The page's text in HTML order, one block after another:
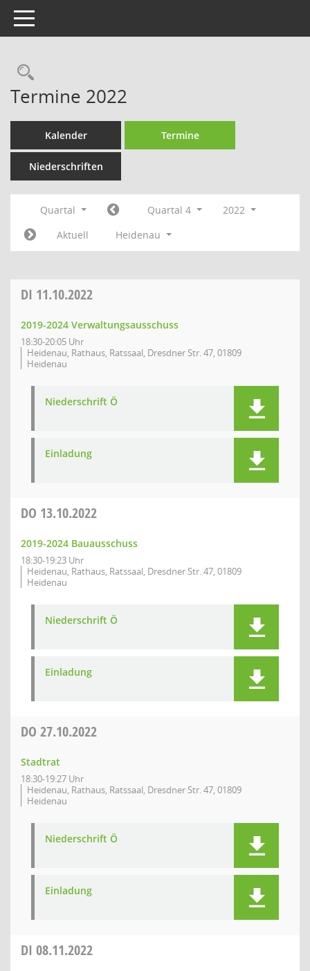
Toggle navigation
Rechercheauswahl
Termine 2022
Kalender Termine
Niederschriften
Quartal Quartal 4
2022
Aktuell
Heidenau
DI 11.10.2022
2019-2024 Verwaltungsausschuss
18:30-20:05 Uhr
Heidenau, Rathaus, Ratssaal, Dresdner Str. 47, 01809
Heidenau
Niederschrift Ö
Einladung
DO 13.10.2022
2019-2024 Bauausschuss
18:30-19:23 Uhr
Heidenau, Rathaus, Ratssaal, Dresdner Str. 47, 01809
Heidenau
Niederschrift Ö
Einladung
DO 27.10.2022
Stadtrat
18:30-19:27 Uhr
Heidenau, Rathaus, Ratssaal, Dresdner Str. 47, 01809
Heidenau
Niederschrift Ö
Einladung
DI 08.11.2022